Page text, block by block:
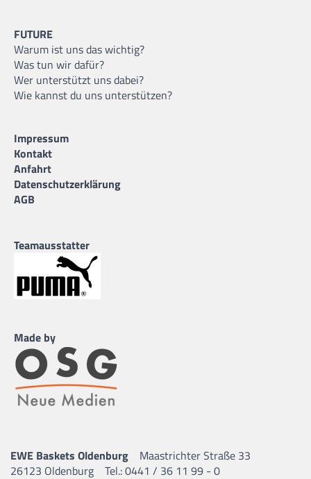
FUTURE
Warum ist uns das wichtig?
Was tun wir dafür?
Wer unterstützt uns dabei?
Wie kannst du uns unterstützen?
Impressum
Kontakt
Anfahrt
Datenschutzerklärung
AGB
Teamausstatter
Made by
EWE Baskets Oldenburg
Maastrichter Straße 33
26123 Oldenburg
Tel.: 0441 / 36 11 99 - 0